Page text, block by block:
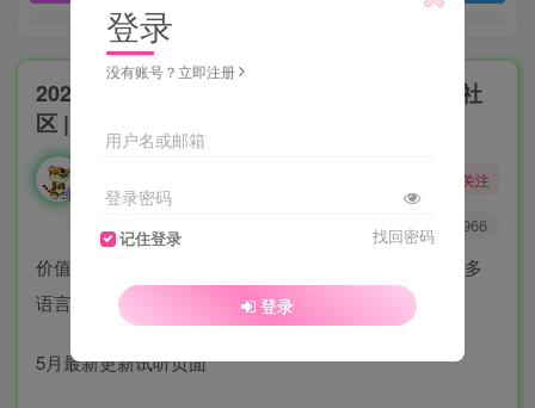
2024最新流媒体在线音乐系统网站源码| 音乐社
区 | 多语言 | 开心版
酒醒只在花前坐，酒醉还来花下眠。
关注
5939 966
价值600元的流媒体在线音乐系统网站源码| 音乐社区 | 多
语言 | 开心版源码
5月最新更新试听页面
登录
没有账号？立即注册
用户名或邮箱
登录密码
记住登录 找回密码
登录